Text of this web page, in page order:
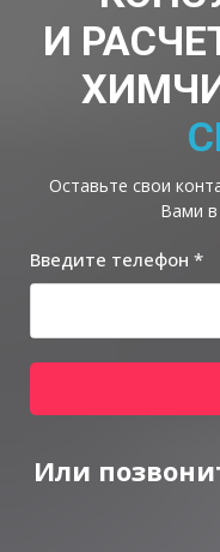
И
Оставьте свои
Вами
Введите телефон *
Или